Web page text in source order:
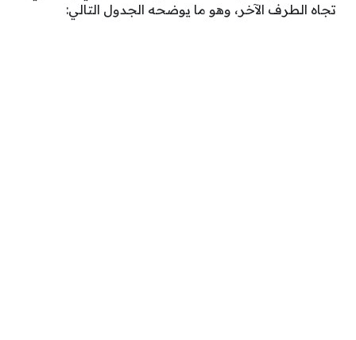
تجاه الطرف الآخر، وهو ما يوضحه الجدول التالي: